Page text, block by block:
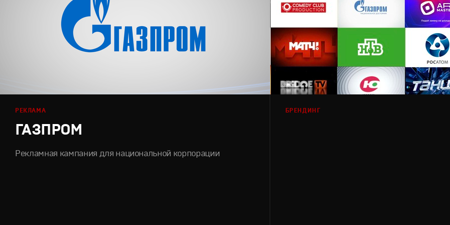
РЕКЛАМА
ГАЗПРОМ
Рекламная кампания для национальной корпорации
БРЕНДИНГ